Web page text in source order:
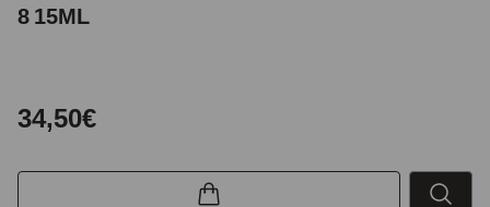
8 15ML
34,50€